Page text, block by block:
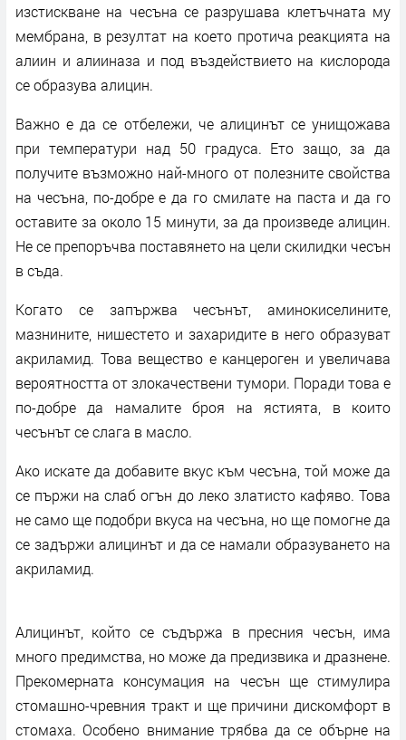
изстискване на чесъна се разрушава клетъчната му
мембрана, в резултат на което протича реакцията на
алиин и алииназа и под въздействието на кислорода
се образува алицин.
Важно е да се отбележи, че алицинът се унищожава
при температури над 50 градуса. Ето защо, за да
получите възможно най-много от полезните свойства
на чесъна, по-добре е да го смилате на паста и да го
оставите за около 15 минути, за да произведе алицин.
Не се препоръчва поставянето на цели скилидки чесън
в съда.
Когато се запържва чесънът, аминокиселините,
мазнините, нишестето и захаридите в него образуват
акриламид. Това вещество е канцероген и увеличава
вероятността от злокачествени тумори. Поради това е
по-добре да намалите броя на ястията, в които
чесънът се слага в масло.
Ако искате да добавите вкус към чесъна, той може да
се пържи на слаб огън до леко златисто кафяво. Това
не само ще подобри вкуса на чесъна, но ще помогне да
се задържи алицинът и да се намали образуването на
акриламид.
Алицинът, който се съдържа в пресния чесън, има
много предимства, но може да предизвика и дразнене.
Прекомерната консумация на чесън ще стимулира
стомашно-чревния тракт и ще причини дискомфорт в
стомаха. Особено внимание трябва да се обърне на